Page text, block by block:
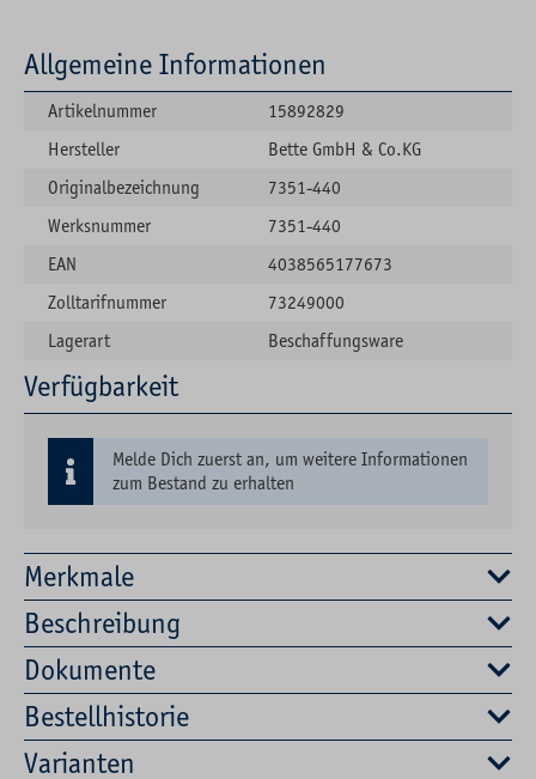
Merkmale
Beschreibung
Dokumente
Bestellhistorie
Varianten
Allgemeine Informationen
Artikelnummer
15892829
Hersteller
Bette GmbH & Co.KG
Originalbezeichnung
7351-440
Werksnummer
7351-440
EAN
4038565177673
Zolltarifnummer
73249000
Lagerart
Beschaffungsware
Verfügbarkeit
Melde Dich zuerst an, um weitere Informationen
zum Bestand zu erhalten